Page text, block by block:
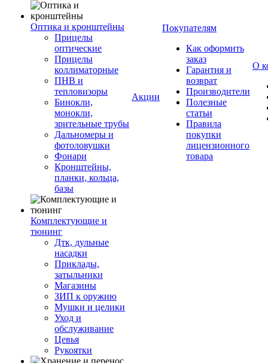
Оптика и кронштейны
Прицелы
оптические
Прицелы
коллиматорные
ПНВ и
тепловизоры
Бинокли,
монокли,
зрительные трубы
Дальномеры и
фотоловушки
Фонари
Кронштейны,
планки, кольца,
базы
Комплектующие и
тюнинг
Дтк, дульные
насадки
Приклады,
затыльники
Магазины
ЗИП к оружию
Мушки и целики
Уход и
обслуживание
Цевья
Рукоятки
Акции
Покупателям
Как оформить
заказ
Гарантия и
возврат
Производители
Полезные
статьи
Правила
покупки
лицензионного
товара
О